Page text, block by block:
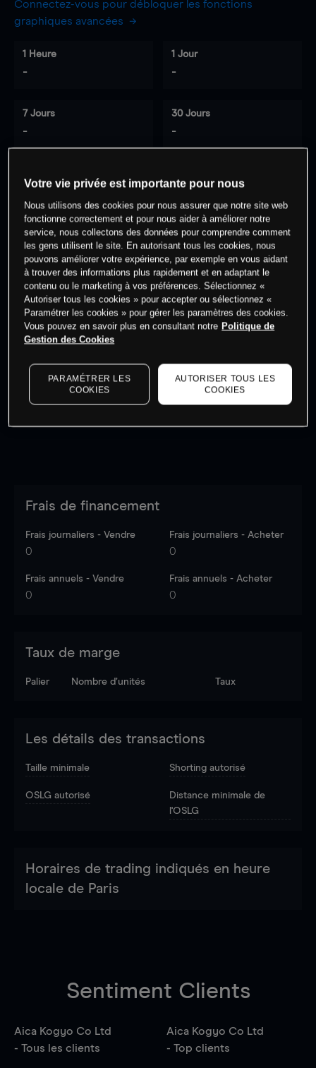
Connectez-vous pour débloquer les fonctions
graphiques avancées
1 Heure
-
1 Jour
-
7 Jours
-
30 Jours
-
0 % des clients ont une position à
cet actif
Commencez à trader
dernières données du marché.Log into see latest
market data
Frais de financement
Frais journaliers - Vendre
0
Frais journaliers - Acheter
0
Frais annuels - Vendre
0
Frais annuels - Acheter
0
Taux de marge
Palier Nombre d’unités Taux
Les détails des transactions
Taille minimale Shorting autorisé
OSLG autorisé
Distance minimale de
l'OSLG
Horaires de trading indiqués en heure
locale de Paris
Sentiment Clients
Aica Kogyo Co Ltd
- Tous les clients
Aica Kogyo Co Ltd
- Top clients
Votre vie privée est importante pour nous
Nous utilisons des cookies pour nous assurer que notre site web
fonctionne correctement et pour nous aider à améliorer notre
service, nous collectons des données pour comprendre comment
les gens utilisent le site. En autorisant tous les cookies, nous
pouvons améliorer votre expérience, par exemple en vous aidant
à trouver des informations plus rapidement et en adaptant le
contenu ou le marketing à vos préférences. Sélectionnez «
Autoriser tous les cookies » pour accepter ou sélectionnez «
Paramétrer les cookies » pour gérer les paramètres des cookies.
Vous pouvez en savoir plus en consultant notre Politique de
Gestion des Cookies
PARAMÉTRER LES
COOKIES
AUTORISER TOUS LES
COOKIES